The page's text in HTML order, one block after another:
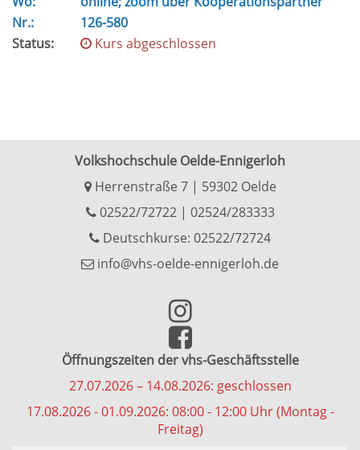
Nr.:
126-580
Status:
Kurs abgeschlossen
Volkshochschule Oelde-Ennigerloh
Herrenstraße 7 | 59302 Oelde
02522/72722| 02524/283333
Deutschkurse: 02522/72724
info@vhs-oelde-ennigerloh.de
Öffnungszeiten der vhs-Geschäftsstelle
27.07.2026 – 14.08.2026: geschlossen
17.08.2026 - 01.09.2026: 08:00 - 12:00 Uhr (Montag -
Freitag)